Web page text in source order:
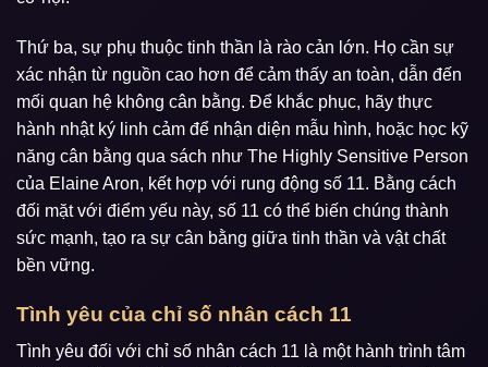
Thứ ba, sự phụ thuộc tinh thần là rào cản lớn. Họ cần sự
xác nhận từ nguồn cao hơn để cảm thấy an toàn, dẫn đến
mối quan hệ không cân bằng. Để khắc phục, hãy thực
hành nhật ký linh cảm để nhận diện mẫu hình, hoặc học kỹ
năng cân bằng qua sách như The Highly Sensitive Person
của Elaine Aron, kết hợp với rung động số 11. Bằng cách
đối mặt với điểm yếu này, số 11 có thể biến chúng thành
sức mạnh, tạo ra sự cân bằng giữa tinh thần và vật chất
bền vững.
Tình yêu của chỉ số nhân cách 11
Tình yêu đối với chỉ số nhân cách 11 là một hành trình tâm